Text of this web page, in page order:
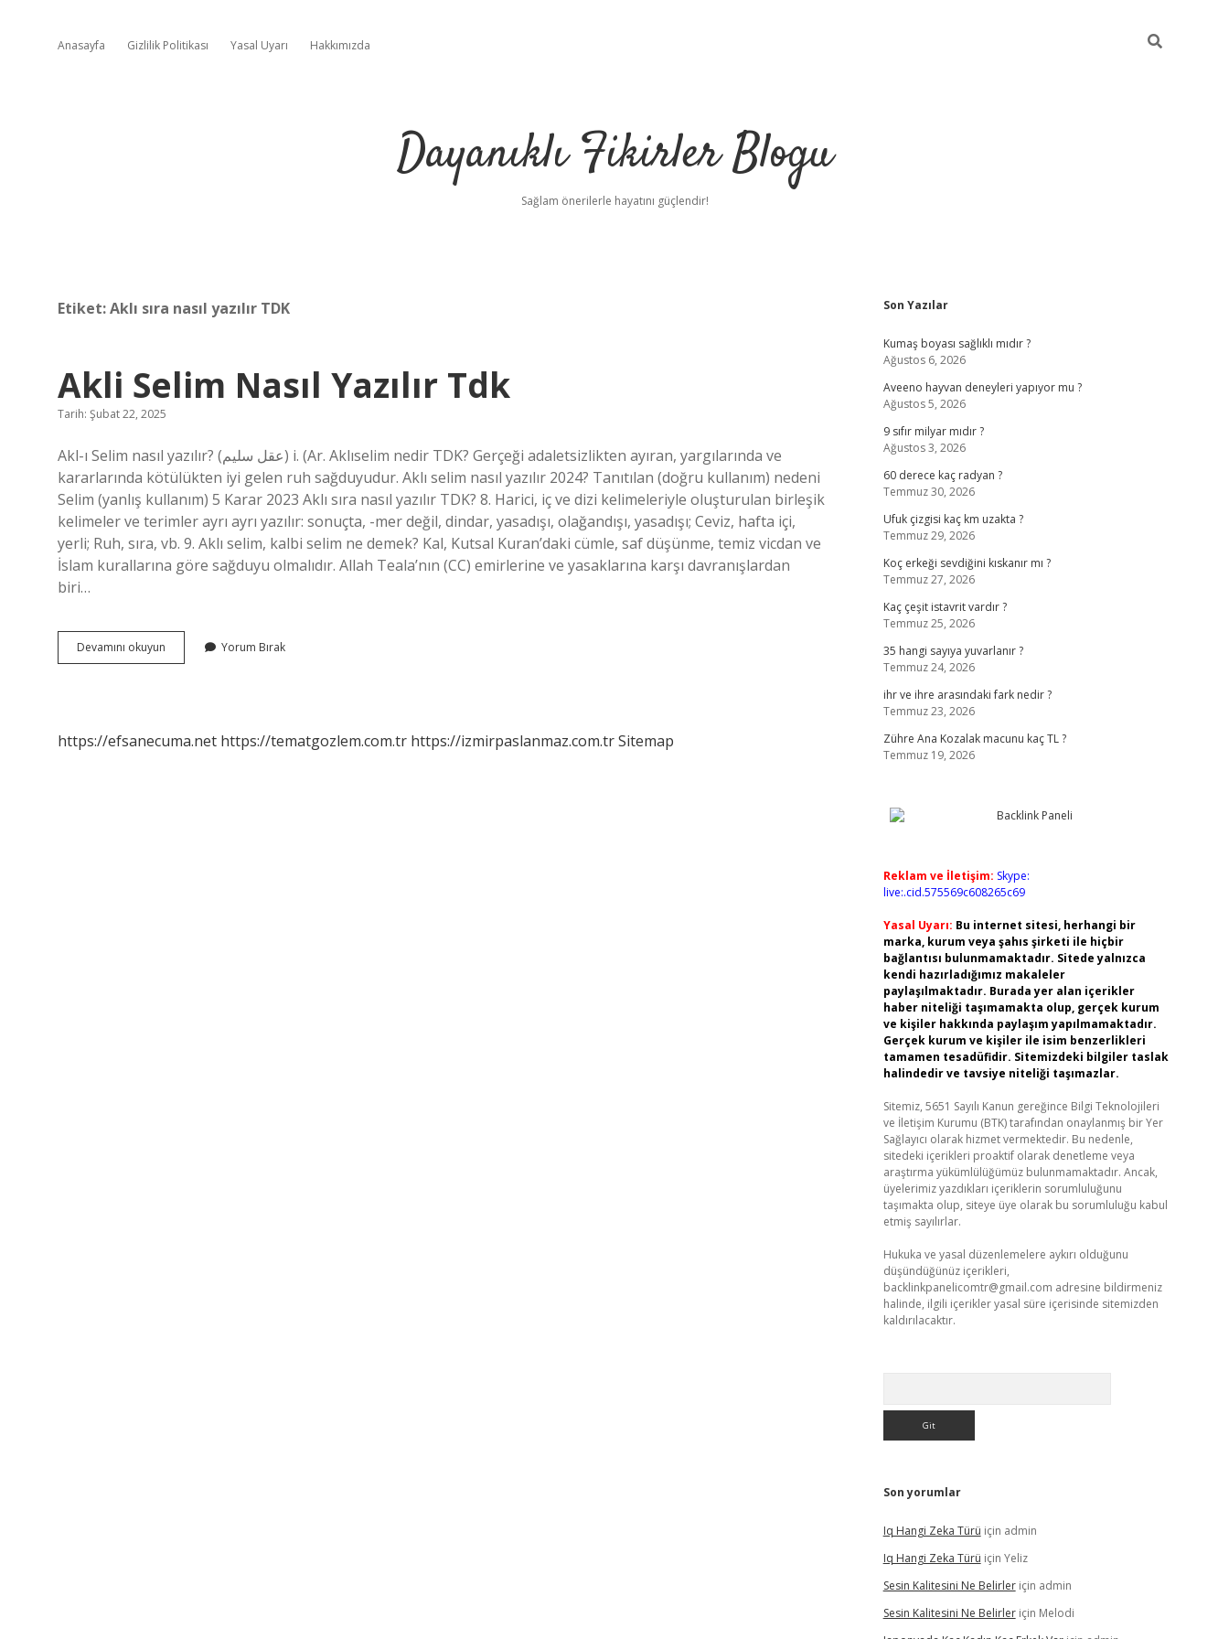
Anasayfa Gizlilik Politikası Yasal Uyarı Hakkımızda
Dayanıklı Fikirler Blogu
Sağlam önerilerle hayatını güçlendir!
Etiket:Aklı sıra nasıl yazılır TDK
Akli Selim Nasıl Yazılır Tdk
Tarih: Şubat 22, 2025
Akl-ı Selim nasıl yazılır? (ﻋﻘﻞ ﺳﻠﻴﻢ) i. (Ar. Aklıselim nedir TDK? Gerçeği adaletsizlikten ayıran, yargılarında ve
kararlarında kötülükten iyi gelen ruh sağduyudur. Aklı selim nasıl yazılır 2024? Tanıtılan (doğru kullanım) nedeni
Selim (yanlış kullanım) 5 Karar 2023 Aklı sıra nasıl yazılır TDK? 8. Harici, iç ve dizi kelimeleriyle oluşturulan birleşik
kelimeler ve terimler ayrı ayrı yazılır: sonuçta, -mer değil, dindar, yasadışı, olağandışı, yasadışı; Ceviz, hafta içi,
yerli; Ruh, sıra, vb. 9. Aklı selim, kalbi selim ne demek? Kal, Kutsal Kuran’daki cümle, saf düşünme, temiz vicdan ve
İslam kurallarına göre sağduyu olmalıdır. Allah Teala’nın (CC) emirlerine ve yasaklarına karşı davranışlardan
biri…
Devamını okuyun
Selim
Yorum Bırak
https://efsanecuma.net https://tematgozlem.com.tr https://izmirpaslanmaz.com.trSitemap
Sidebar
Son Yazılar
Kumaş boyası sağlıklı mıdır ?
Ağustos 6, 2026
Aveeno hayvan deneyleri yapıyor mu ?
Ağustos 5, 2026
9 sıfır milyar mıdır ?
Ağustos 3, 2026
60 derece kaç radyan ?
Temmuz 30, 2026
Ufuk çizgisi kaç km uzakta ?
Temmuz 29, 2026
Koç erkeği sevdiğini kıskanır mı ?
Temmuz 27, 2026
Kaç çeşit istavrit vardır ?
Temmuz 25, 2026
35 hangi sayıya yuvarlanır ?
Temmuz 24, 2026
ihr ve ihre arasındaki fark nedir ?
Temmuz 23, 2026
Zühre Ana Kozalak macunu kaç TL ?
Temmuz 19, 2026
Reklam ve İletişim: Skype:
live:.cid.575569c608265c69
Yasal Uyarı: Bu internet sitesi, herhangi bir
marka, kurum veya şahıs şirketi ile hiçbir
bağlantısı bulunmamaktadır. Sitede yalnızca
kendi hazırladığımız makaleler
paylaşılmaktadır. Burada yer alan içerikler
haber niteliği taşımamakta olup, gerçek kurum
ve kişiler hakkında paylaşım yapılmamaktadır.
Gerçek kurum ve kişiler ile isim benzerlikleri
tamamen tesadüfidir. Sitemizdeki bilgiler taslak
halindedir ve tavsiye niteliği taşımazlar.
Sitemiz, 5651 Sayılı Kanun gereğince Bilgi Teknolojileri
ve İletişim Kurumu (BTK) tarafından onaylanmış bir Yer
Sağlayıcı olarak hizmet vermektedir. Bu nedenle,
sitedeki içerikleri proaktif olarak denetleme veya
araştırma yükümlülüğümüz bulunmamaktadır. Ancak,
üyelerimiz yazdıkları içeriklerin sorumluluğunu
taşımakta olup, siteye üye olarak bu sorumluluğu kabul
etmiş sayılırlar.
Hukuka ve yasal düzenlemelere aykırı olduğunu
düşündüğünüz içerikleri,
backlinkpanelicomtr@gmail.com adresine bildirmeniz
halinde, ilgili içerikler yasal süre içerisinde sitemizden
kaldırılacaktır.
Son yorumlar
Iq Hangi Zeka Türü için admin
Iq Hangi Zeka Türü için Yeliz
Sesin Kalitesini Ne Belirleriçin admin
Sesin Kalitesini Ne Belirleriçin Melodi